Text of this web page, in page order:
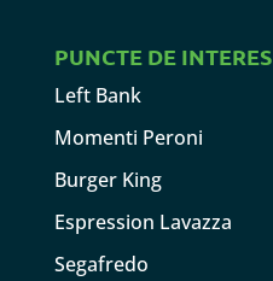
PUNCTE DE INTERES
Left Bank
Momenti Peroni
Burger King
Espression Lavazza
Segafredo